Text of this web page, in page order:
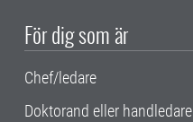
För dig som är
Chef/ledare
Doktorand eller handledare